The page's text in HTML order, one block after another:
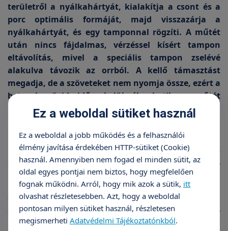
területről a nyálkahártyát, kialakítja a csont és a
porc optimális formáját, majd visszazárja a
nyálkahártyát, és egy tamponnal rögzíti. A műtét
után nincs fájdalmas, vérzéssel kísért tampon
eltávolítás, mivel a speciális tampon zselévé
alakulva távozik az orrból. A kellő támasztást
megadja, de a szöveteket nem nyomja össze, ezért a
betegek rövid időn belül élvezhetik a műtét
kellemes eredményét.
Orrcsepp elhúzódó használata
Orrdugulást okozhat azorrcsepp abúzus, vagyis az
orrcsepp túlzott, elhúzódó használata. A
nyálkahártyát összehúzó orrcsepp kezdetben
hasznos segítség, ám, ha az ajánlott 5-6 napnál
tovább használjuk, fokozhatja a nyálkahártya
duzzanatát, és a benne lévő tartósítószer
lebéníthatja a nyálkahártya „söprögetőit”, a
Ez a weboldal sütiket használ
Ez a weboldal a jobb működés és a felhasználói
élmény javítása érdekében HTTP-sütiket (Cookie)
használ. Amennyiben nem fogad el minden sütit, az
oldal egyes pontjai nem biztos, hogy megfelelően
fognak működni. Arról, hogy mik azok a sütik, itt
olvashat részletesebben. Azt, hogy a weboldal
pontosan milyen sütiket használ, részletesen
megismerheti Adatvédelmi Tájékoztatónkból.